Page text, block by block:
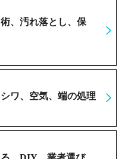
、汚れ落とし、保
ワ、空気、端の処理